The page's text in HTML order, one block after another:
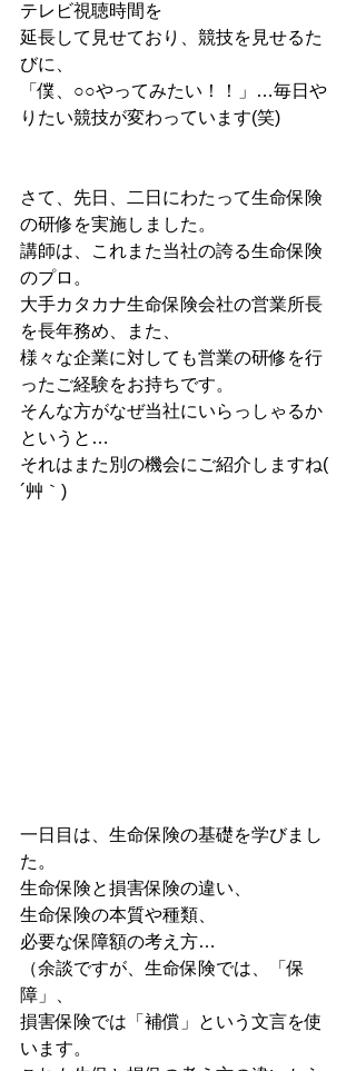
テレビ視聴時間を
延長して見せており、競技を見せるた
びに、
「僕、○○やってみたい！！」…毎日や
りたい競技が変わっています(笑)
さて、先日、二日にわたって生命保険
の研修を実施しました。
講師は、これまた当社の誇る生命保険
のプロ。
大手カタカナ生命保険会社の営業所長
を長年務め、また、
様々な企業に対しても営業の研修を行
ったご経験をお持ちです。
そんな方がなぜ当社にいらっしゃるか
というと…
それはまた別の機会にご紹介しますね(
´艸｀)
一日目は、生命保険の基礎を学びまし
た。
生命保険と損害保険の違い、
生命保険の本質や種類、
必要な保障額の考え方…
（余談ですが、生命保険では、「保
障」、
損害保険では「補償」という文言を使
います。